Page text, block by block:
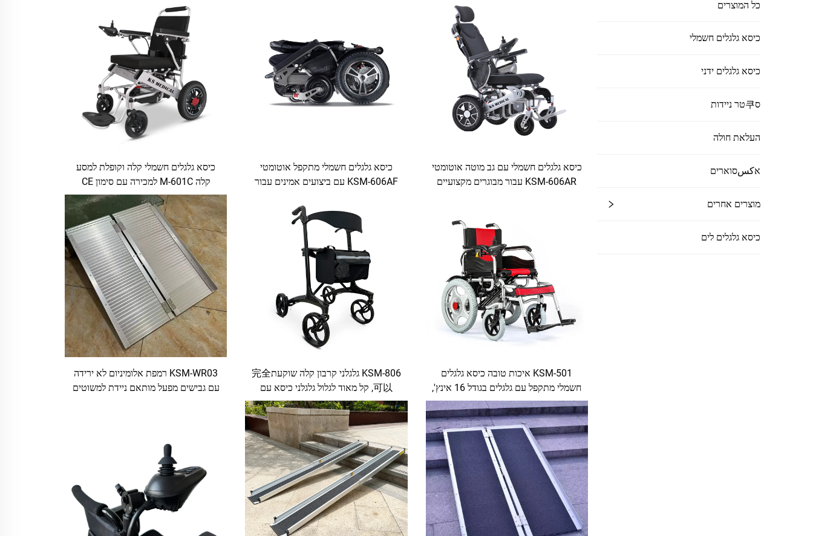
כל המוצרים
כיסא גלגלים חשמלי
כיסא גלגלים ידני
ס쿠טר ניידות
העלאת חולה
אكسסוארים
מוצרים אחרים
כיסא גלגלים לים
כיסא גלגלים חשמלי עם גב מוטה אוטומטי
KSM-606AR עבור מבוגרים מקצועיים
כיסא גלגלים חשמלי מתקפל אוטומטי
KSM-606AF עם ביצועים אמינים עבור
מתקפלים עם שליטה מרוחקת
כיסא גלגלים חשמלי קלה וקופלת למסע
קלה M-601C למכירה עם סימון CE
ומאושר על ידי ה-FDA
KSM-501 איכות טובה כיסא גלגלים
חשמלי מתקפל עם גלגלים בגודל 16 אינץ',
מכר טוב ביותר באמזון עבור מבוגרים
KSM-806 גלגלני קרבון קלה שוקעת完全
可以, קל מאוד לגלול גלגלני כיסא עם
מושב ושק סידור
KSM-WR03 רמפת אלומיניום לא ירידה
עם גבישים מפעל מותאם ניידת למשוטים